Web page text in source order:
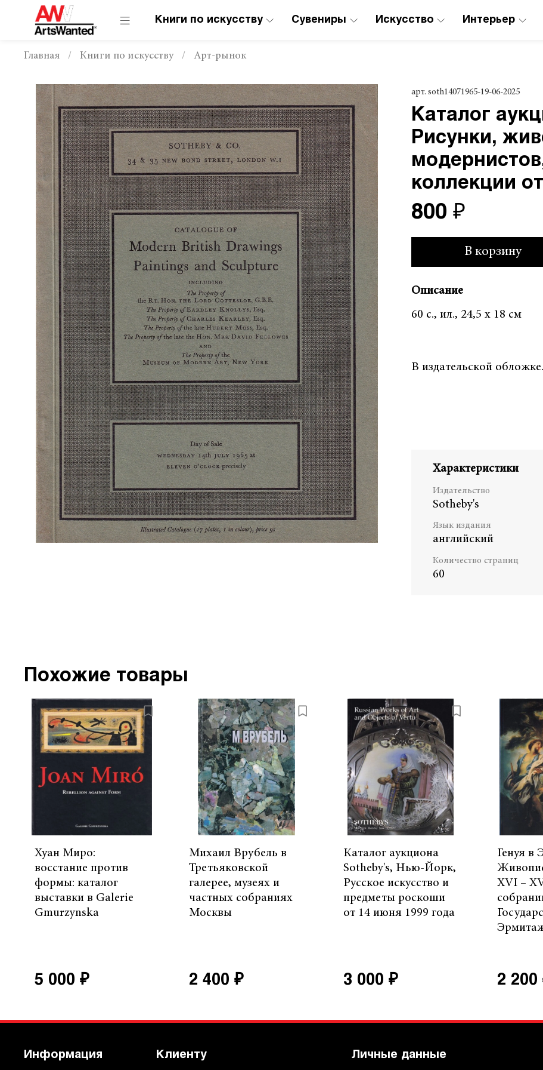
Книги по искусству Сувениры Искусство Интерьер
Главная Книги по искусству Арт-рынок
арт. soth14071965-19-06-2025
Каталог
Рисунки,
коллекции
800 ₽
В корзину
Описание
60 с., ил., 24,5 х 18 см
В издательской
Характеристики
Издательство
Sotheby's
Язык издания
английский
Количество страниц
60
Похожие товары
Хуан Миро:
восстание против
формы: каталог
выставки в Galerie
Gmurzynska
5 000 ₽
Михаил Врубель в
Третьяковской
галерее, музеях и
частных собраниях
Москвы
2 400 ₽
Каталог аукциона
Sotheby's, Нью-Йорк,
Русское искусство и
предметы роскоши
от 14 июня 1999 года
3 000 ₽
Генуя в
XVI –
2 200
Информация Клиенту Личные данные